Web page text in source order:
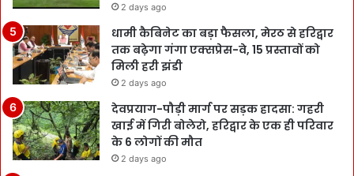
2 days ago
धामी कैबिनेट का बड़ा फैसला, मेरठ से हरिद्वार
तक बढ़ेगा गंगा एक्सप्रेस-वे, 15 प्रस्तावों को
मिली हरी झंडी
2 days ago
देवप्रयाग-पौड़ी मार्ग पर सड़क हादसा: गहरी
खाई में गिरी बोलेरो, हरिद्वार के एक ही परिवार
के 6 लोगों की मौत
2 days ago